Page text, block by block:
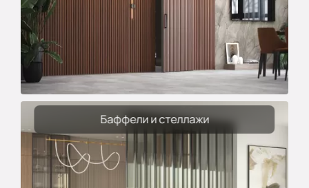
Баффели и стеллажи